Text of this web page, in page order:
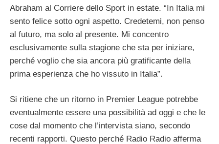
Abraham al Corriere dello Sport in estate. “In Italia mi
sento felice sotto ogni aspetto. Credetemi, non penso
al futuro, ma solo al presente. Mi concentro
esclusivamente sulla stagione che sta per iniziare,
perché voglio che sia ancora più gratificante della
prima esperienza che ho vissuto in Italia”.
Si ritiene che un ritorno in Premier League potrebbe
eventualmente essere una possibilità ad oggi e che le
cose dal momento che l’intervista siano, secondo
recenti rapporti. Questo perché Radio Radio afferma